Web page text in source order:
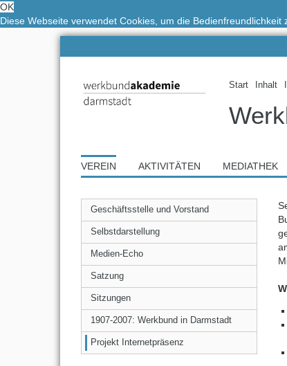
OK
Diese Webseite verwendet Cookies, um die Bedienfreundlichkeit
Start Inhalt
VEREIN AKTIVITÄTEN MEDIATHEK
Geschäftsstelle und Vorstand
Selbstdarstellung
Medien-Echo
Satzung
Sitzungen
1907-2007: Werkbund in Darmstadt
Projekt Internetpräsenz